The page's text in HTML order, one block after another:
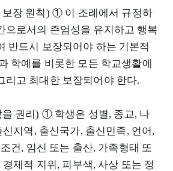
장 원칙) ① 이 조례에서 규정하
으로서의 존엄성을 유지하고 행복
반드시 보장되어야 하는 기본적
학예를 비롯한 모든 학교생활에
리고 최대한 보장되어야 한다.
권리) ① 학생은 성별, 종교, 나
지역, 출신국가, 출신민족, 언어,
건, 임신 또는 출산, 가족형태 또
제적 지위, 피부색, 사상 또는 정